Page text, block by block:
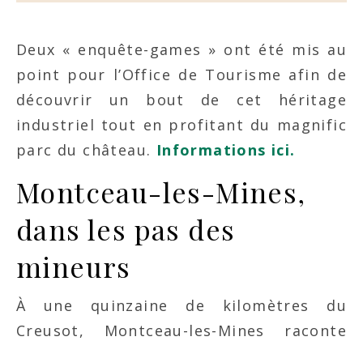
Deux « enquête-games » ont été mis au
point pour l’Office de Tourisme afin de
découvrir un bout de cet héritage
industriel tout en profitant du magnific
parc du château. Informations ici.
Montceau-les-Mines,
dans les pas des
mineurs
À une quinzaine de kilomètres du
Creusot, Montceau-les-Mines raconte